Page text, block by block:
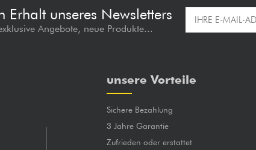
Erhalt unseres Newsletters
Angebote, neue Produkte...
unsere Vorteile
Sichere Bezahlung
3 Jahre Garantie
Zufrieden oder erstattet